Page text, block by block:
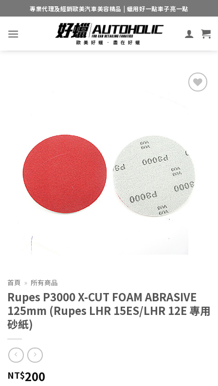
to
content
專業代理及經銷歐美汽車美容精品 | 蠟用好一點車子亮一點
首頁 » 所有商品
Rupes P3000 X-CUT FOAM ABRASIVE
125mm (Rupes LHR 15ES/LHR 12E 專用
砂紙)
NT$200